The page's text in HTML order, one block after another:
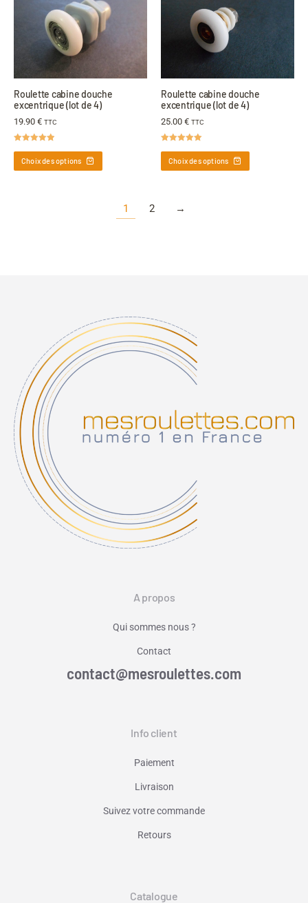
Roulette cabine douche
excentrique (lot de 4)
19.90 € TTC
Choix des options
Roulette cabine douche
excentrique (lot de 4)
25.00 € TTC
Choix des options
1 2 →
A propos
Qui sommes nous ?
Contact
contact@mesroulettes.com
Info client
Paiement
Livraison
Suivez votre commande
Retours
Catalogue